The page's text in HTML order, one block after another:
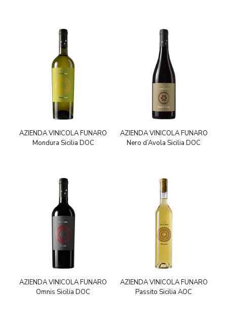
AZIENDA VINICOLA FUNARO
Mondura Sicilia DOC
AZIENDA VINICOLA FUNARO
Nero d’Avola Sicilia DOC
AZIENDA VINICOLA FUNARO
Omnis Sicilia DOC
AZIENDA VINICOLA FUNARO
Passito Sicilia AOC